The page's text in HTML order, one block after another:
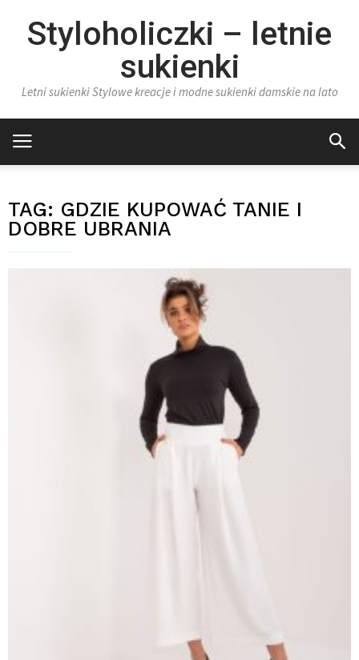
Styloholiczki – letnie
sukienki
Letni sukienki Stylowe kreacje i modne sukienki damskie na lato
TAG: GDZIE KUPOWAĆ TANIE I
DOBRE UBRANIA